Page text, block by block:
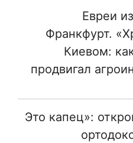
Евреи
Франкфурт.
Киевом:
продвигал
«Это капец»: